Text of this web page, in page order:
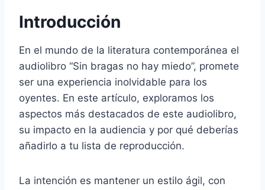
Introducción
En el mundo de la literatura contemporánea el
audiolibro “Sin bragas no hay miedo”, promete
ser una experiencia inolvidable para los
oyentes. En este artículo, exploramos los
aspectos más destacados de este audiolibro,
su impacto en la audiencia y por qué deberías
añadirlo a tu lista de reproducción.
La intención es mantener un estilo ágil, con